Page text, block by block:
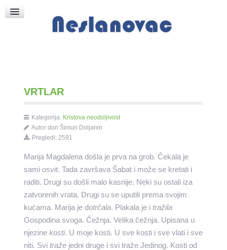
Crkva sv. Marka
Put k Bogu
VRTLAR
Kategorija: Kristova neodoljivost
Autor don Šimun Doljanin
Pregledi: 2591
Marija Magdalena došla je prva na grob. Čekala je
sami osvit. Tada završava Šabat i može se kretati i
raditi. Drugi su došli malo kasnije. Neki su ostali iza
zatvorenih vrata. Drugi su se uputili prema svojim
kućama. Marija je dotrčala. Plakala je i tražila
Gospodina svoga. Čežnja. Velika čežnja. Upisana u
njezine kosti. U moje kosti. U sve kosti i sve vlati i sve
niti. Svi tražejedni druge i svi traže Jedinog. Kosti od